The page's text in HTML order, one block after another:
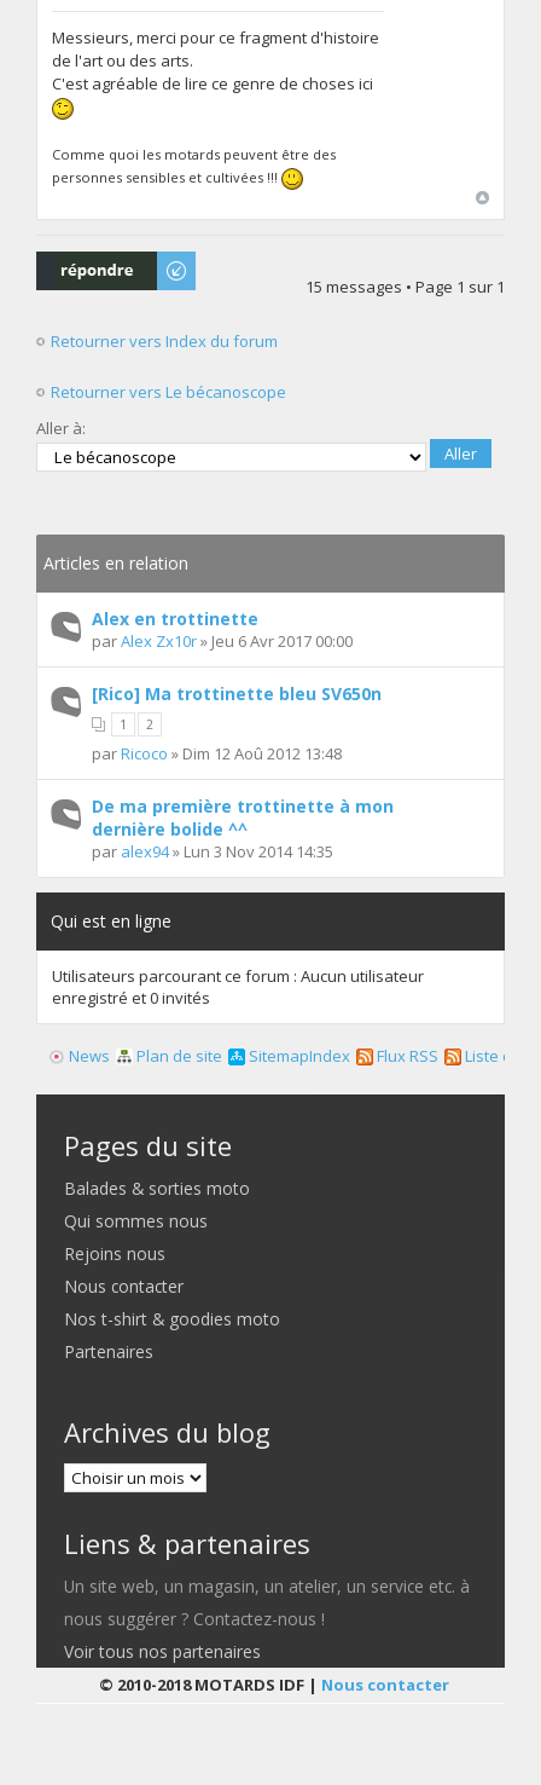
Messieurs, merci pour ce fragment d'histoire
de l'art ou des arts.
C'est agréable de lire ce genre de choses ici
Comme quoi les motards peuvent être des
personnes sensibles et cultivées !!!
Répondre
15 messages • Page 1 sur 1
Retourner vers Index du forum
Retourner vers Le bécanoscope
Aller à:
Articles en relation
Alex en trottinette
parAlex Zx10r» Jeu 6 Avr 2017 00:00
[Rico] Ma trottinette bleu SV650n
1 2
parRicoco » Dim 12 Aoû 2012 13:48
De ma première trottinette à mon
dernière bolide ^^
par alex94» Lun 3 Nov 2014 14:35
Qui est en ligne
Utilisateurs parcourant ce forum : Aucun utilisateur
enregistré et 0 invités
News Plan de site SitemapIndex Flux RSS Liste des
Pages du site
Balades & sorties moto
Qui sommes nous
Rejoins nous
Nous contacter
Nos t-shirt & goodies moto
Partenaires
Archives du blog
Liens & partenaires
Un site web, un magasin, un atelier, un service etc. à
nous suggérer ? Contactez-nous !
Voir tous nos partenaires
© 2010-2018 MOTARDS IDF | Nous contacter